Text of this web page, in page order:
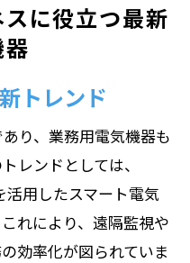
に役立つ最新
トレンド
り、業務用電気機器も
レンドとしては、
活用したスマート電気
れにより、遠隔監視や
効率化が図られていま